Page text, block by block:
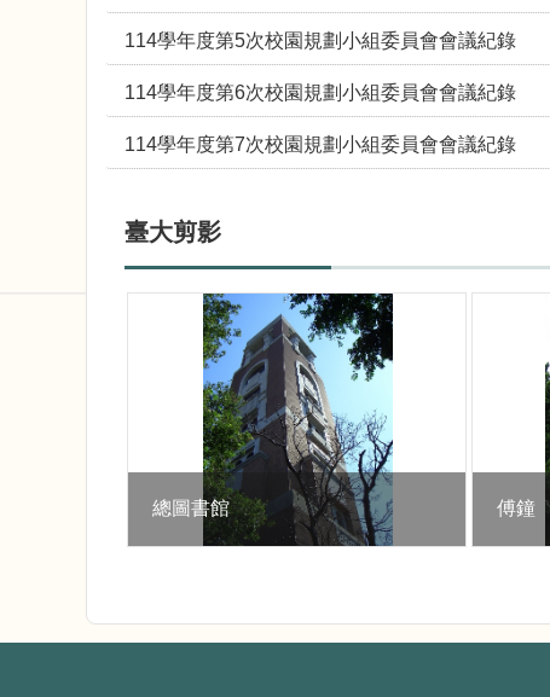
114學年度第5次校園規劃小組委員會會議紀錄
114學年度第6次校園規劃小組委員會會議紀錄
114學年度第7次校園規劃小組委員會會議紀錄
臺大剪影
總圖書館 傅鐘